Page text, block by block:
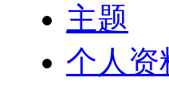
主题
个人资